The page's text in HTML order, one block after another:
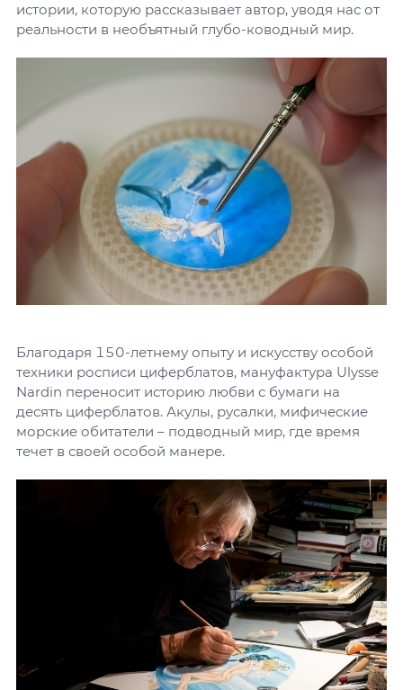
истории, которую рассказывает автор, уводя нас от
реальности в необъятный глубо-ководный мир.
Благодаря 150-летнему опыту и искусству особой
техники росписи циферблатов, мануфактура Ulysse
Nardin переносит историю любви с бумаги на
десять циферблатов. Акулы, русалки, мифические
морские обитатели – подводный мир, где время
течет в своей особой манере.